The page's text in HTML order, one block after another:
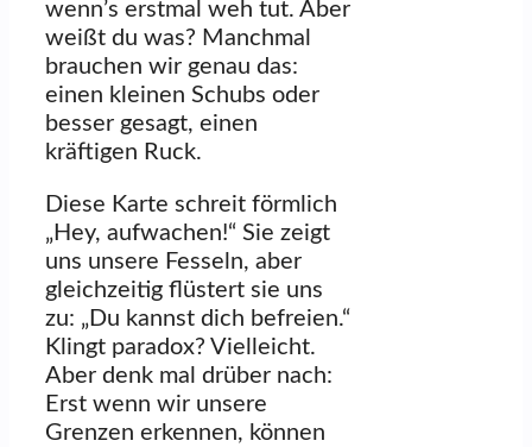
wenn’s erstmal weh tut. Aber
weißt du was? Manchmal
brauchen wir genau das:
einen kleinen Schubs oder
besser gesagt, einen
kräftigen Ruck.
Diese Karte schreit förmlich
„Hey, aufwachen!“ Sie zeigt
uns unsere Fesseln, aber
gleichzeitig flüstert sie uns
zu: „Du kannst dich befreien.“
Klingt paradox? Vielleicht.
Aber denk mal drüber nach:
Erst wenn wir unsere
Grenzen erkennen, können